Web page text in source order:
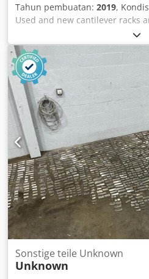
Tahun pembuatan: 2019,
Used and new cantilever racks
are offered. We are happy to
quotation for you. Please
information: - Length and
Number of storage levels,
capacity per level. If you have
your disposal. Images are
Sonstige teile Unknown
Unknown